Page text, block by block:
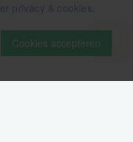
privacy & cookies
Cookies accepteren